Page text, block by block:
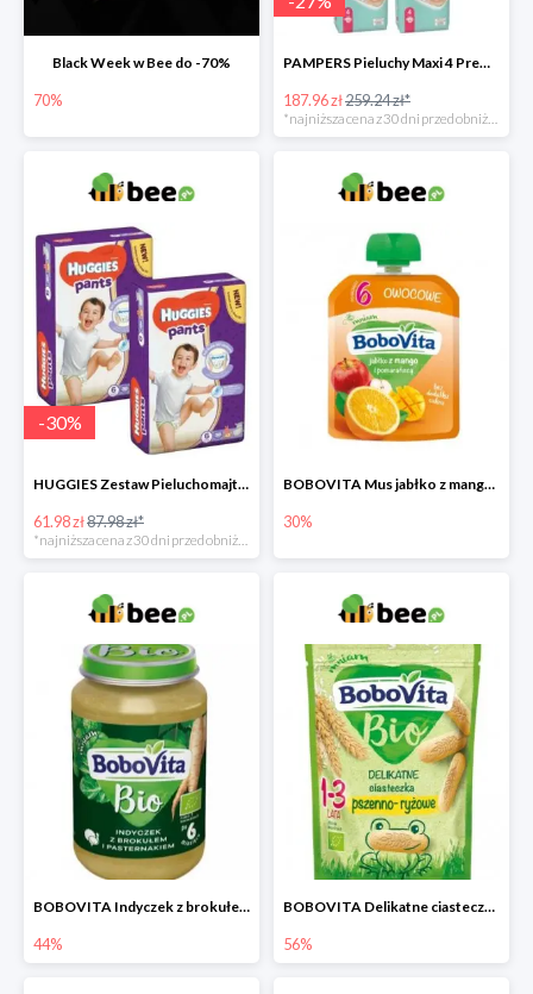
Black Week w Bee do -70%
70%
PAMPERS Pieluchy Maxi 4 Premium Care (9-14 kg) Zestaw 4 x 52 szt. -27%
187.96 zł259.24 zł*
-30%
HUGGIES Zestaw Pieluchomajtki Jumbo 6 Uni ND High PANTS (15-25 kg) 2 x 30 szt. -30%
61.98 zł87.98 zł*
*najniższa cena z 30 dni przed obniżką
BOBOVITA Mus jabłko z mango i pomarańczą
30%
BOBOVITA Indyczek z brokułem i pasternakiem
44%
BOBOVITA Delikatne ciasteczka pszenno-ryżowe
56%